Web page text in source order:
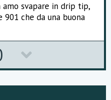
svapare in drip tip,
che da una buona
o
w